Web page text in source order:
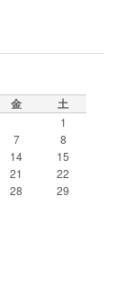
金 土
1
7
8
14
15
21
22
28
29